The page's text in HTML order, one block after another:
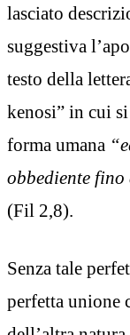
lasciato
suggestiva
testo della
kenosi” in cui
forma umana
obbediente
(Fil 2,8).
Senza tale
perfetta unione